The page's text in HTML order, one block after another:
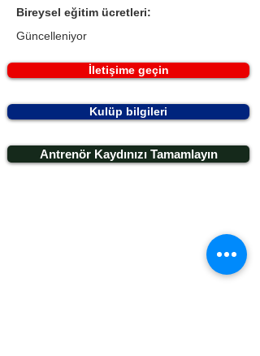
Bireysel eğitim ücretleri:
Güncelleniyor
İletişime geçin
Kulüp bilgileri
Antrenör Kaydınızı Tamamlayın